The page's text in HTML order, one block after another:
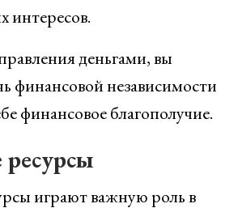
интересов.
деньгами, вы
финансовой независимости
финансовое благополучие.
играют важную роль в